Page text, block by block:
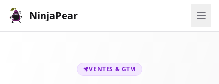
NinjaPear
VENTES & GTM